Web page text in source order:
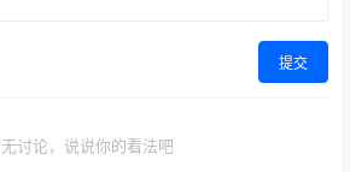
提交
讨论，说说你的看法吧